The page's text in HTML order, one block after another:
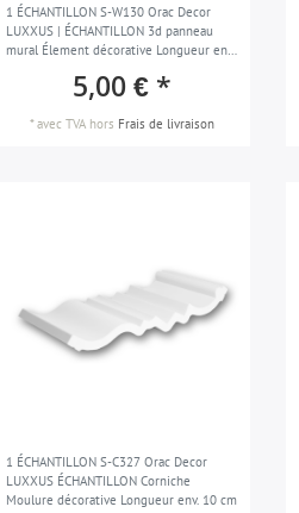
1 ÉCHANTILLON S-W130 Orac Decor
LUXXUS | ÉCHANTILLON 3d panneau
mural Élement décorative Longueur env.
5,00 € *
*avec TVAhors Frais de livraison
1 ÉCHANTILLON S-C327 Orac Decor
LUXXUS ÉCHANTILLON Corniche
Moulure décorative Longueur env. 10 cm